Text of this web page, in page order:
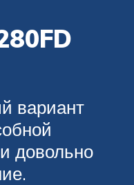
вариант
довольно